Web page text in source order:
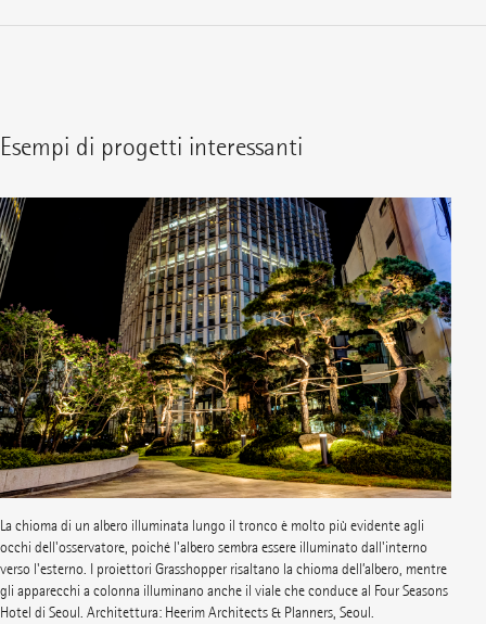
Esempi di progetti interessanti
La chioma di un albero illuminata lungo il tronco è molto più evidente agli
occhi dell'osservatore, poiché l'albero sembra essere illuminato dall'interno
verso l'esterno. I proiettori Grasshopper risaltano la chioma dell’albero, mentre
gli apparecchi a colonna illuminano anche il viale che conduce al Four Seasons
Hotel di Seoul. Architettura: Heerim Architects & Planners, Seoul.